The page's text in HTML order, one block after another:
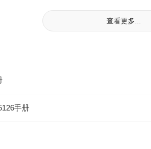
查看更多...
手册